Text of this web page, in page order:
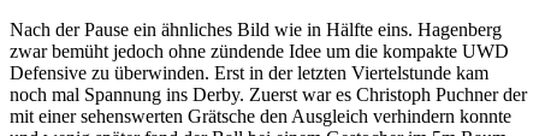
Nach der Pause ein ähnliches Bild wie in Hälfte eins. Hagenberg
zwar bemüht jedoch ohne zündende Idee um die kompakte UWD
Defensive zu überwinden. Erst in der letzten Viertelstunde kam
noch mal Spannung ins Derby. Zuerst war es Christoph Puchner der
mit einer sehenswerten Grätsche den Ausgleich verhindern konnte